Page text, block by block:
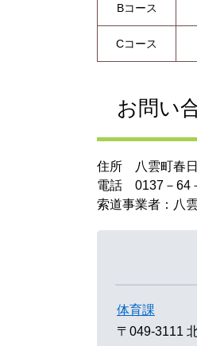
Bコース
Cコース
お問い
住所 八雲町春
電話 0137－64
索道事業者：八
体育課
〒049-3111